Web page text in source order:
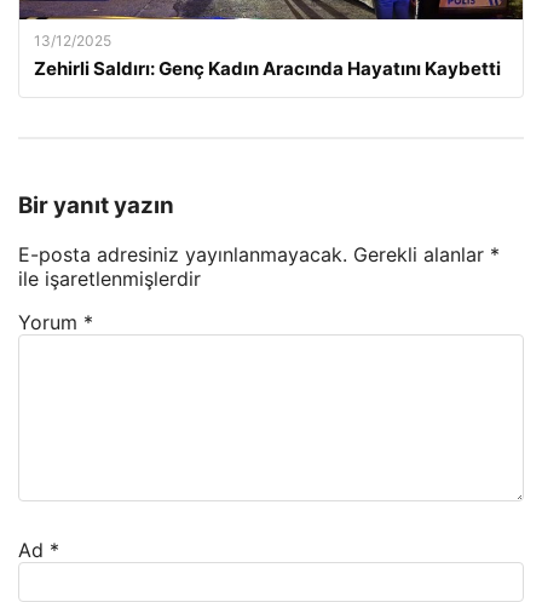
13/12/2025
Zehirli Saldırı: Genç Kadın Aracında Hayatını Kaybetti
Bir yanıt yazın
E-posta adresiniz yayınlanmayacak. Gerekli alanlar *
ile işaretlenmişlerdir
Yorum *
Ad *